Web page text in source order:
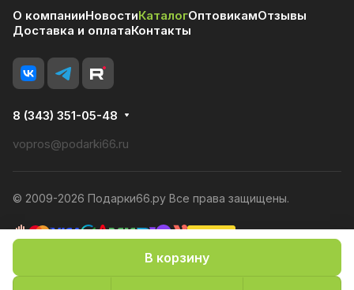
В корзину
О компанииНовостиКаталогОптовикамОтзывы
Доставка и оплатаКонтакты
8 (343) 351-05-48
vopros@podarki66.ru
© 2009-2026 Подарки66.ру Все права защищены.
Политика конфиденциальности